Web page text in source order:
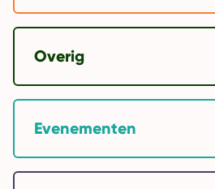
Overig
Evenementen